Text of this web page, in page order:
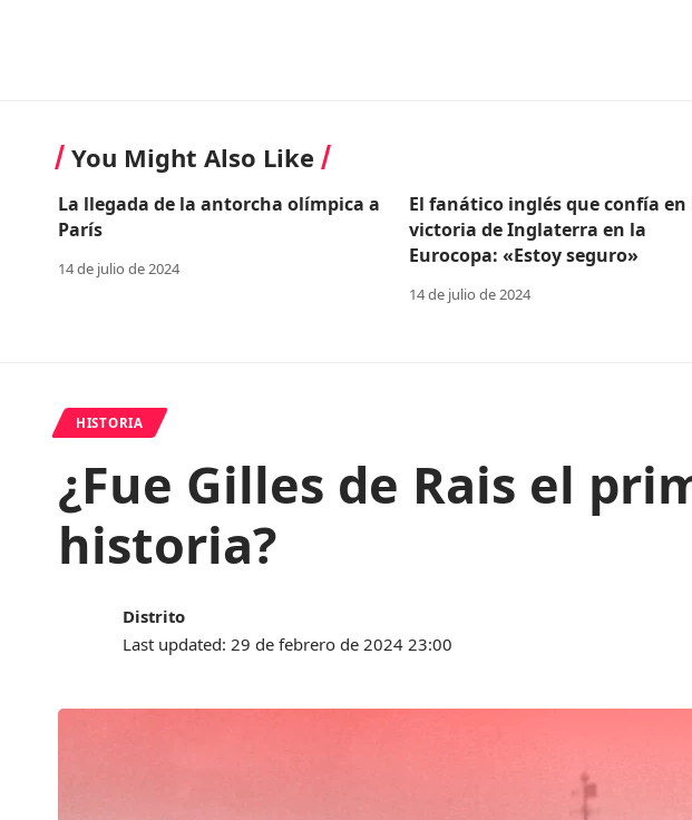
You Might Also Like
La llegada de la antorcha olímpica a
París
14 de julio de 2024
El fanático inglés que confía en
victoria de Inglaterra en la
Eurocopa: «Estoy seguro»
14 de julio de 2024
HISTORIA
¿Fue Gilles de Rais el
historia?
Last updated: 29 de febrero de 2024 23:00
Distrito